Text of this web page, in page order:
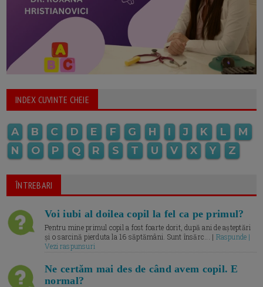
INDEX CUVINTE CHEIE
A B C D E F G H I J K L
M
N
O P Q R S T U V X Y Z
ÎNTREBARI
Voi iubi al doilea copil la fel ca pe primul?
Pentru mine primul copil a fost foarte dorit, după ani de așteptări
și o sarcină pierduta la 16 săptămâni. Sunt însărc... | Raspunde |
Vezi raspunsuri
Ne certăm mai des de când avem copil. E
normal?